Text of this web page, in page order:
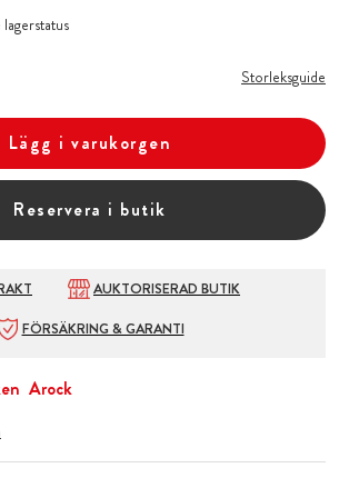
Storleksguide
Lägg i varukorgen
Reservera i butik
AUKTORISERAD BUTIK
FÖRSÄKRING & GARANTI
Arock